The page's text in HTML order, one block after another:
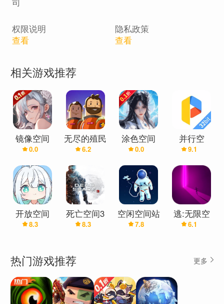
♦即时协同战斗♦
融合塔防与英雄即时操作，智慧与技巧的双重考验。
♦个性化养成♦
打造独一无二的专属基地，彰显你的个性与品味。
沉浸于建设与成长的乐趣中，见证荣耀时刻的到来。
♦丰富多样的玩法♦
横版拓展带来全新视觉体验，探索未知领域。
丰富多样的副本与挑战，满足你对游戏的所有幻想。
♦联盟社交互动♦
加入联盟，与志同道合的玩家携手共进。
权限说明
查看
隐私政策
查看
相关游戏推荐
镜像空间
(0.1折)
0.0
无尽的殖民
地：空闲空
间资源管理
器
6.2
涂色空间
(0.1折)
0.0
并行空
间-32位支
持
9.1
开放空间
8.3
死亡空间3
8.3
空闲空间站
7.8
逃:无限空
间（测试
6.1
热门游戏推荐 更多